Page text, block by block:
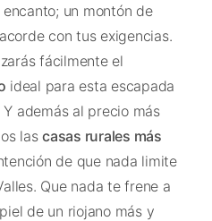
un montón de
con tus exigencias.
fácilmente el
ideal para esta escapada
además al precio más
las casas rurales más
de que nada limite
Que nada te frene a
de un riojano más y